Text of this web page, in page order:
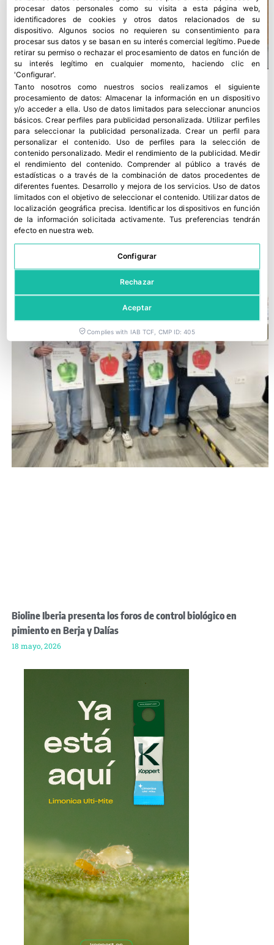
‘Agrobío Avanza’ con tres nuevas soluciones para plagas
emergentes
26 junio, 2026
Bioline Iberia presenta los foros de control biológico en
pimiento en Berja y Dalías
18 mayo, 2026
procesar datos personales como su visita a esta página web,
identificadores de cookies y otros datos relacionados de su
dispositivo. Algunos socios no requieren su consentimiento para
procesar sus datos y se basan en su interés comercial legítimo. Puede
retirar su permiso o rechazar el procesamiento de datos en función de
su interés legítimo en cualquier momento, haciendo clic en
'Configurar'.
Tanto nosotros como nuestros socios realizamos el siguiente
procesamiento de datos: Almacenar la información en un dispositivo
y/o acceder a ella. Uso de datos limitados para seleccionar anuncios
básicos.Crear perfiles para publicidad personalizada. Utilizar perfiles
para seleccionar la publicidad personalizada.Crear un perfil para
personalizar el contenido. Uso de perfiles para la selección de
contenido personalizado. Medir el rendimiento de la publicidad. Medir
el rendimiento del contenido.Comprender al público a través de
estadísticas o a través de la combinación de datos procedentes de
diferentes fuentes. Desarrollo y mejora de los servicios. Uso de datos
limitados con el objetivo de seleccionar el contenido. Utilizar datos de
localización geográfica precisa. Identificar los dispositivos en función
de la información solicitada activamente. Tus preferencias tendrán
efecto en nuestra web.
Configurar
Rechazar
Aceptar
Complies with IAB TCF, CMP ID: 405